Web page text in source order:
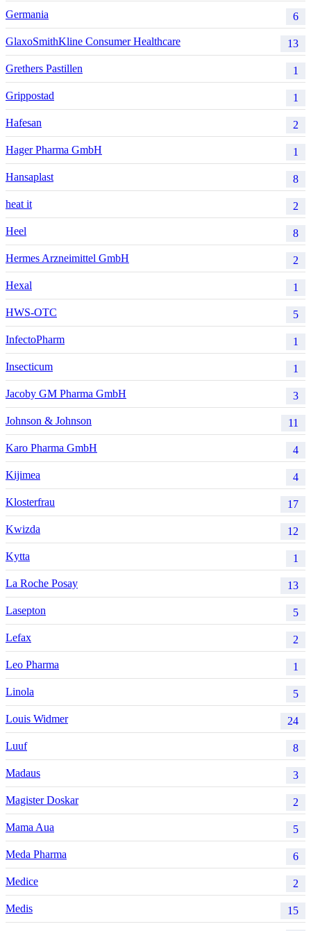
Germania 6
GlaxoSmithKline Consumer Healthcare 13
Grethers Pastillen 1
Grippostad 1
Hafesan 2
Hager Pharma GmbH 1
Hansaplast 8
heat it 2
Heel 8
Hermes Arzneimittel GmbH 2
Hexal 1
HWS-OTC 5
InfectoPharm 1
Insecticum 1
Jacoby GM Pharma GmbH 3
Johnson & Johnson 11
Karo Pharma GmbH 4
Kijimea 4
Klosterfrau 17
Kwizda 12
Kytta 1
La Roche Posay 13
Lasepton 5
Lefax 2
Leo Pharma 1
Linola 5
Louis Widmer 24
Luuf 8
Madaus 3
Magister Doskar 2
Mama Aua 5
Meda Pharma 6
Medice 2
Medis 15